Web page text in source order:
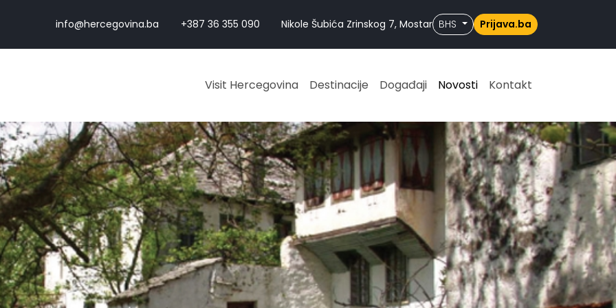
info@hercegovina.ba +387 36 355 090 Nikole Šubića Zrinskog 7, Mostar BHS Prijava.ba
Visit Hercegovina Destinacije Događaji Novosti Kontakt